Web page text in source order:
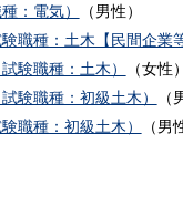
：電気）
（男性）
職種：土木【民間企業
験職種：土木）
（女性
験職種：初級土木）
職種：初級土木）
（男